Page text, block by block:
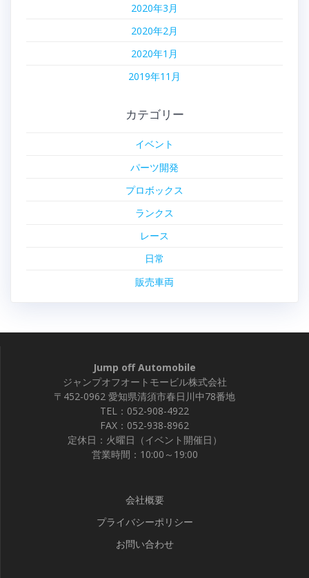
2020年3月
2020年2月
2020年1月
2019年11月
カテゴリー
イベント
パーツ開発
プロボックス
ランクス
レース
日常
販売車両
Jump off Automobile
ジャンプオフオートモービル株式会社
〒452-0962 愛知県清須市春日川中78番地
TEL：052-908-4922
FAX：052-938-8962
定休日：火曜日（イベント開催日）
営業時間：10:00～19:00
会社概要
プライバシーポリシー
お問い合わせ